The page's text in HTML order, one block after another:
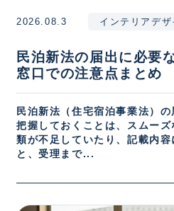
2026.08.3 インテリアデザ
民泊新法の届出に必要
窓口での注意点まとめ
民泊新法（住宅宿泊事業法）
把握しておくことは、スムー
類が不足していたり、記載内
と、受理まで...